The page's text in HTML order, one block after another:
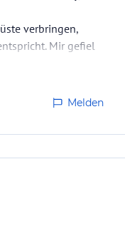
verbringen,
Mir gefiel
Melden